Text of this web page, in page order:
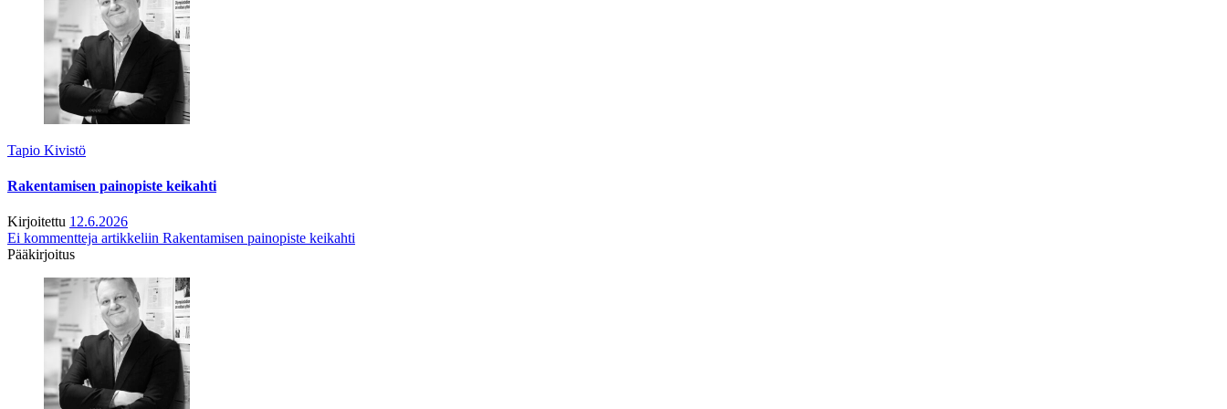
Tapio Kivistö
Rakentamisen painopiste keikahti
Kirjoitettu 12.6.2026
Ei kommentteja artikkeliin Rakentamisen painopiste keikahti
Pääkirjoitus